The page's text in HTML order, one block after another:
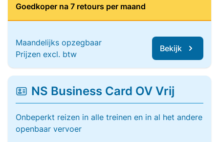
Goedkoper na 7 retours per maand
Maandelijks opzegbaar
Prijzen excl. btw
Bekijk
NS Business Card OV Vrij
Onbeperkt reizen in alle treinen en in al het andere
openbaar vervoer